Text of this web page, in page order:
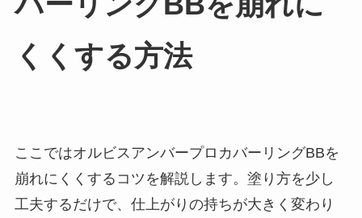
くくする方法
ここではオルビスアンバープロカバーリングBBを
崩れにくくするコツを解説します。塗り方を少し
工夫するだけで、仕上がりの持ちが大きく変わり